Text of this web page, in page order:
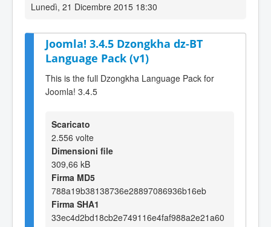
Lunedì, 21 Dicembre 2015 18:30
Joomla! 3.4.5 Dzongkha dz-BT
Language Pack (v1)
This is the full Dzongkha Language Pack for
Joomla! 3.4.5
Scaricato
2.556 volte
Dimensioni file
309,66 kB
Firma MD5
788a19b38138736e28897086936b16eb
Firma SHA1
33ec4d2bd18cb2e749116e4faf988a2e21a60